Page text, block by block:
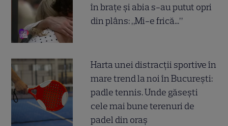
în brațe și abia s-au putut opri
din plâns: „Mi-e frică...”
Harta unei distracții sportive în
mare trend la noi în București:
padle tennis. Unde găsești
cele mai bune terenuri de
padel din oraș